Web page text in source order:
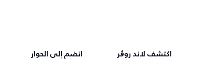
اكتشف لاند روڨر انضم إلى الحوار